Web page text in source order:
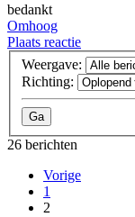
bedankt
Omhoog
Plaats reactie
Weergave:
Richting:
26 berichten
Vorige
1
2